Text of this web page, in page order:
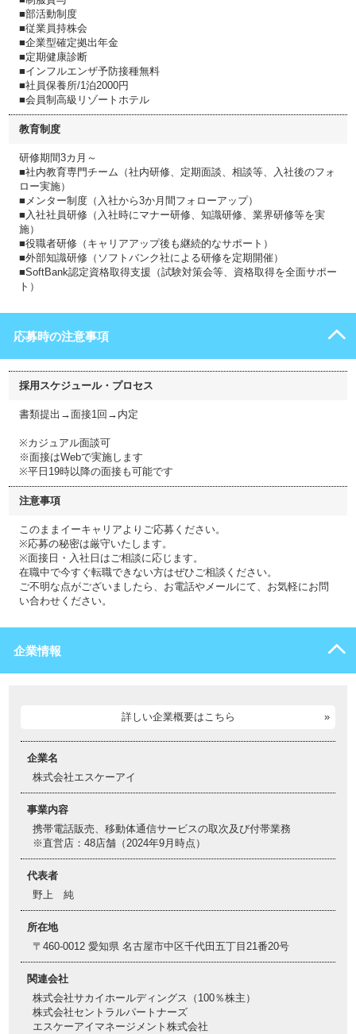
■部活動制度
■従業員持株会
■企業型確定拠出年金
■定期健康診断
■インフルエンザ予防接種無料
■社員保養所/1泊2000円
■会員制高級リゾートホテル
教育制度
研修期間3カ月～
■社内教育専門チーム（社内研修、定期面談、相談等、入社後のフォ
ロー実施）
■メンター制度（入社から3か月間フォローアップ）
■入社社員研修（入社時にマナー研修、知識研修、業界研修等を実
施）
■役職者研修（キャリアアップ後も継続的なサポート）
■外部知識研修（ソフトバンク社による研修を定期開催）
■SoftBank認定資格取得支援（試験対策会等、資格取得を全面サポー
ト）
応募時の注意事項
採用スケジュール・プロセス
書類提出→面接1回→内定
※カジュアル面談可
※面接はWebで実施します
※平日19時以降の面接も可能です
注意事項
このままイーキャリアよりご応募ください。
※応募の秘密は厳守いたします。
※面接日・入社日はご相談に応じます。
在職中で今すぐ転職できない方はぜひご相談ください。
ご不明な点がございましたら、お電話やメールにて、お気軽にお問
い合わせください。
企業情報
詳しい企業概要はこちら
企業名
株式会社エスケーアイ
事業内容
携帯電話販売、移動体通信サービスの取次及び付帯業務
※直営店：48店舗（2024年9月時点）
代表者
野上 純
所在地
〒460-0012 愛知県 名古屋市中区千代田五丁目21番20号
関連会社
株式会社サカイホールディングス（100％株主）
株式会社セントラルパートナーズ
エスケーアイマネージメント株式会社